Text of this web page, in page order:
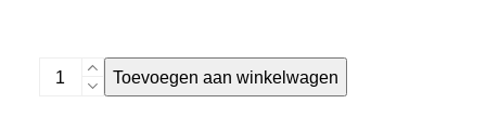
BijscholingToevoegen aan winkelwagen